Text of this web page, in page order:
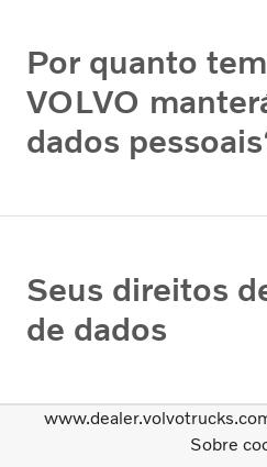
Por quanto
VOLVO
dados
Seus direitos
de dados
Sobre